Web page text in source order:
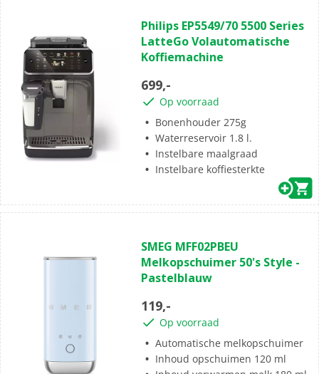
van
de
5
84
beoordelingen
Philips EP5549/70 5500 Series
LatteGo Volautomatische
Koffiemachine
699,-
Op voorraad
Bonenhouder 275g
Waterreservoir 1.8 l.
Instelbare maalgraad
Instelbare koffiesterkte
van
de
5
SMEG MFF02PBEU
Melkopschuimer 50's Style -
Pastelblauw
119,-
Op voorraad
Automatische melkopschuimer
Inhoud opschuimen 120 ml